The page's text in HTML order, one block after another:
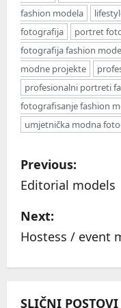
fashion modela
fotografija
portret
fotografija fashion
modne projekte
profesionalni portreti
fotografisanje fashion
umjetnička modna
P
o
s
t
n
a
Previous:
Editorial models
Next:
Hostess / event
SLIČNI POSTOVI